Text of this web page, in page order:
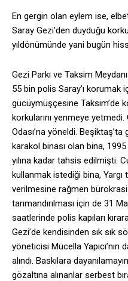
En gergin olan eylem ise,
Saray Gezi’den duyduğu
yıldönümünde yani bugün
Gezi Parkı ve Taksim
55 bin polis Saray’ı korumak
gücüymüşçesine Taksim’de
korkularını yenmeye
Odası’na yöneldi. Beşiktaş’ta
karakol binası olan bina, 1995
yılına kadar tahsis edilmişti.
kullanmak istediği bina, Yargı
verilmesine rağmen
tarımandırılması için de 31
saatlerinde polis kapıları
Gezi’de kendisinden sık sık
yöneticisi Mücella
alındı. Baskılara
gözaltına alınanlar serbest